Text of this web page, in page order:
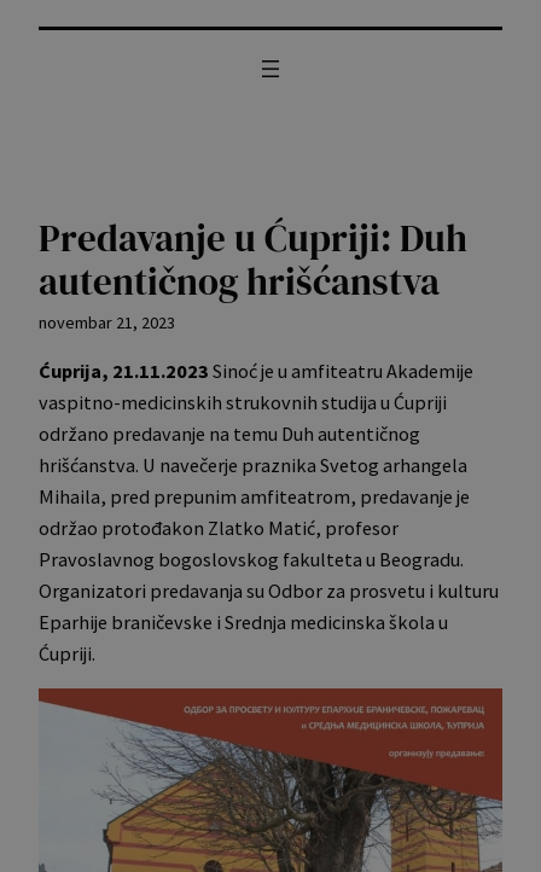
Predavanje u Ćupriji: Duh
autentičnog hrišćanstva
novembar 21, 2023
Ćuprija, 21.11.2023 Sinoć je u amfiteatru Akademije
vaspitno-medicinskih strukovnih studija u Ćupriji
održano predavanje na temu Duh autentičnog
hrišćanstva. U navečerje praznika Svetog arhangela
Mihaila, pred prepunim amfiteatrom, predavanje je
održao protođakon Zlatko Matić, profesor
Pravoslavnog bogoslovskog fakulteta u Beogradu.
Organizatori predavanja su Odbor za prosvetu i kulturu
Eparhije braničevske i Srednja medicinska škola u
Ćupriji.